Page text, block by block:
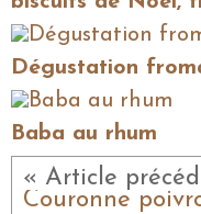
Dégustation
Baba au rhum
« Article
Couronne